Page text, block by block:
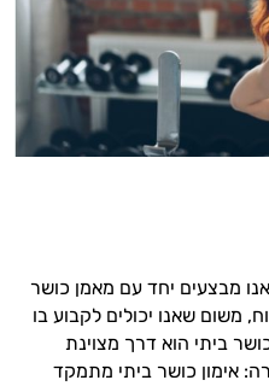
מבצעים יחד עם מאמן כושר
משום שאנו יכולים לקבוע בו
ביתי הוא דרך מצוינת
אימון כושר ביתי מתמקד